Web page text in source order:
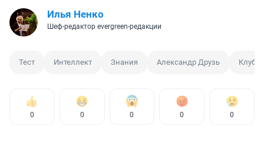
Илья Ненко
Шеф-редактор evergreen-редакции
Тест Интеллект Знания Александр Друзь Клуб
0 0 0 0 0